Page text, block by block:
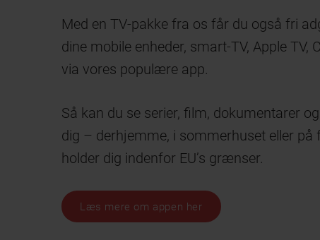
Med en TV-pakke fra os får du også fri
dine mobile enheder, smart-TV, Apple TV,
via vores populære app.
Så kan du se serier, film, dokumentarer
dig – derhjemme, i sommerhuset eller
holder dig indenfor EU’s grænser.
Læs mere om appen her